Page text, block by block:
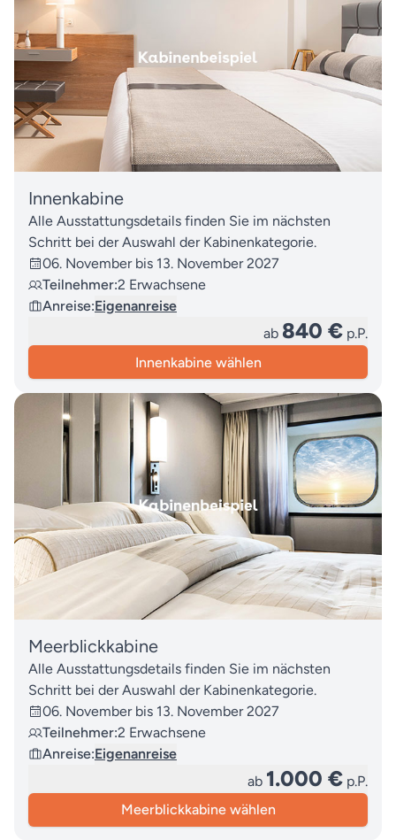
Innenkabine
Alle Ausstattungsdetails finden Sie im nächsten
Schritt bei der Auswahl der Kabinenkategorie.
06. November bis 13. November 2027
Teilnehmer:2 Erwachsene
Anreise:Eigenanreise
ab 840 € p.P.
Innenkabine wählen
Meerblickkabine
Alle Ausstattungsdetails finden Sie im nächsten
Schritt bei der Auswahl der Kabinenkategorie.
06. November bis 13. November 2027
Teilnehmer:2 Erwachsene
Anreise:Eigenanreise
ab 1.000 € p.P.
Meerblickkabine wählen